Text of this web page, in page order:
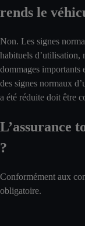
rends le
Non. Les signes
habituels d’utilisation,
dommages importants
des signes normaux
a été réduite doit être
L’assurance
?
Conformément aux
obligatoire.